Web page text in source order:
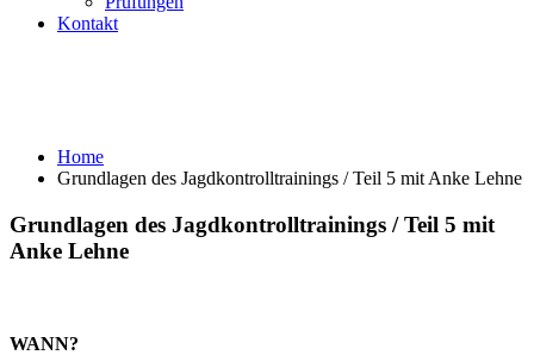
Kontakt
Home
Grundlagen des Jagdkontrolltrainings / Teil 5 mit Anke Lehne
Grundlagen des Jagdkontrolltrainings / Teil 5 mit
Anke Lehne
WANN?